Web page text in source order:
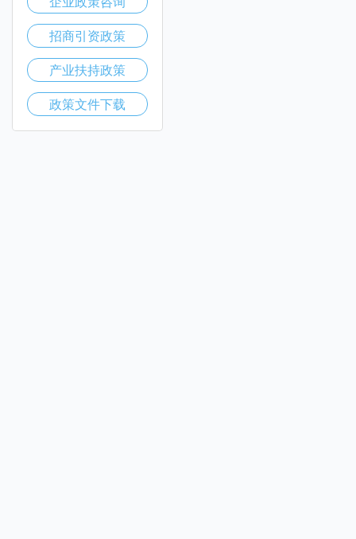
招商引资政策
产业扶持政策
政策文件下载